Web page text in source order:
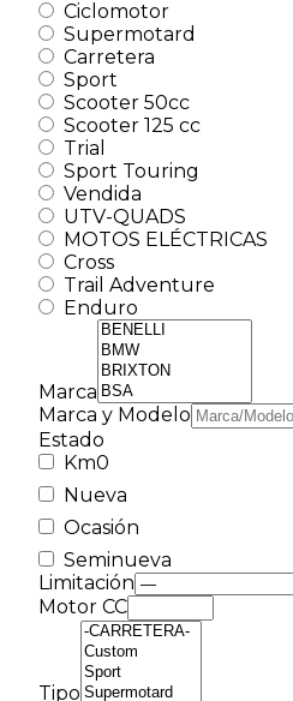
Ciclomotor
Supermotard
Carretera
Sport
Scooter 50cc
Scooter 125 cc
Trial
Sport Touring
Vendida
UTV-QUADS
MOTOS ELÉCTRICAS
Cross
Trail Adventure
Enduro
Marca
Marca y Modelo
Estado
Km0
Nueva
Ocasión
Seminueva
Limitación
Motor CC
Tipo